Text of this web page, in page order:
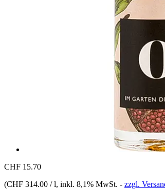
CHF 15.70
(CHF 314.00 / l, inkl. 8,1% MwSt. - zzgl.